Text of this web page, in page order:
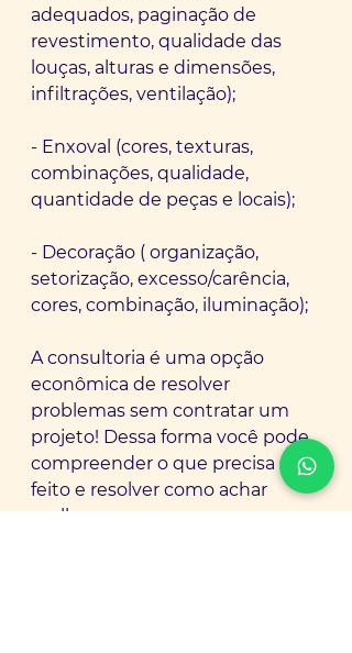
adequados, paginação de
revestimento, qualidade das
louças, alturas e dimensões,
infiltrações, ventilação);
- Enxoval (cores, texturas,
combinações, qualidade,
quantidade de peças e locais);
- Decoração ( organização,
setorização, excesso/carência,
cores, combinação, iluminação);
A consultoria é uma opção
econômica de resolver
problemas sem contratar um
projeto! Dessa forma você pode
compreender o que precisa ser
feito e resolver como achar
melhor.